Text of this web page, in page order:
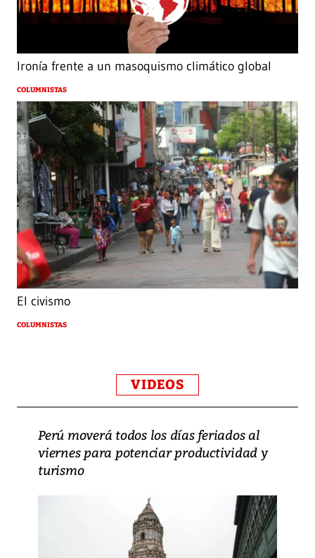
Ironía frente a un masoquismo climático global
COLUMNISTAS
El civismo
COLUMNISTAS
VIDEOS
Perú moverá todos los días feriados al
viernes para potenciar productividad y
turismo